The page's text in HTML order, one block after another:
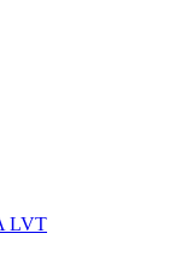
LVT